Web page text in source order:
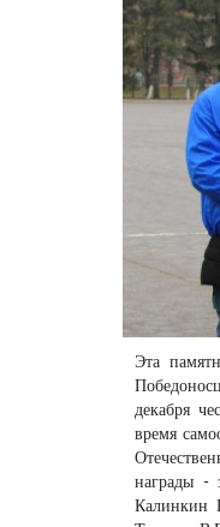
Эта
декабря
время
награды -
Калинкин